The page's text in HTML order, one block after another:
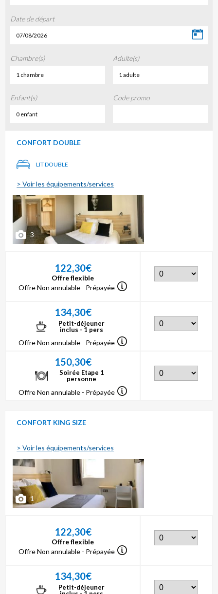
Date de départ
07/08/2026
Chambre(s)
1 chambre
Adulte(s)
1 adulte
Enfant(s)
0 enfant
Code promo
CONFORT DOUBLE
LIT DOUBLE
> Voir les équipements/services
3
122,30€
Offre flexible
Offre Non annulable - Prépayée
134,30€
Petit-déjeuner
inclus - 1 pers
Offre Non annulable - Prépayée
150,30€
Soirée Etape 1
personne
Offre Non annulable - Prépayée
CONFORT KING SIZE
> Voir les équipements/services
1
122,30€
Offre flexible
Offre Non annulable - Prépayée
134,30€
Petit-déjeuner